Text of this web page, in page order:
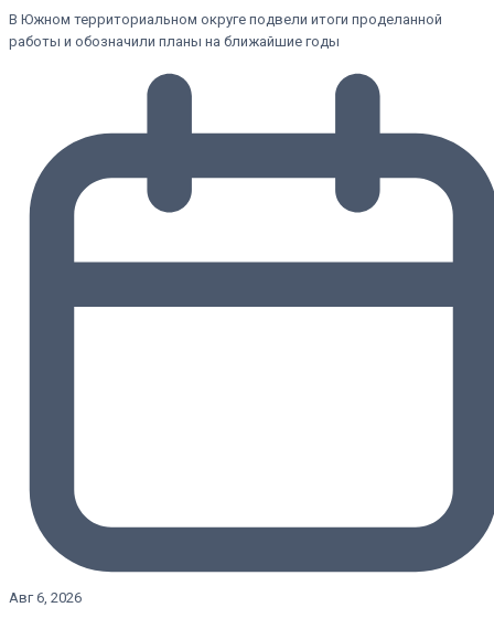
В Южном территориальном округе подвели итоги проделанной
работы и обозначили планы на ближайшие годы
Авг 6, 2026